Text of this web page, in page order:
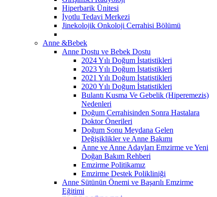
Hiperbarik Ünitesi
İyotlu Tedavi Merkezi
Jinekolojik Onkoloji Cerrahisi Bölümü
Anne &Bebek
Anne Dostu ve Bebek Dostu
2024 Yılı Doğum İstatistikleri
2023 Yılı Doğum İstatistikleri
2021 Yılı Doğum İstatistikleri
2020 Yılı Doğum İstatistikleri
Bulantı Kusma Ve Gebelik (Hiperemezis)
Nedenleri
Doğum Cerrahisinden Sonra Hastalara
Doktor Önerileri
Doğum Sonu Meydana Gelen
Değişiklikler ve Anne Bakımı
Anne ve Anne Adayları Emzirme ve Yeni
Doğan Bakım Rehberi
Emzirme Politikamız
Emzirme Destek Polikliniği
Anne Sütünün Önemi ve Başarılı Emzirme
Eğitimi